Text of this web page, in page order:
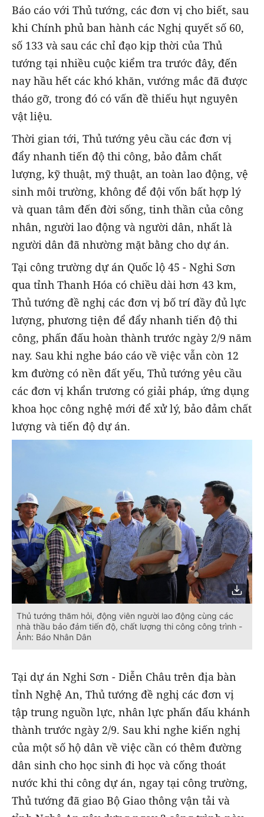
Báo cáo với Thủ tướng, các đơn vị cho biết, sau
khi Chính phủ ban hành các Nghị quyết số 60,
số 133 và sau các chỉ đạo kịp thời của Thủ
tướng tại nhiều cuộc kiểm tra trước đây, đến
nay hầu hết các khó khăn, vướng mắc đã được
tháo gỡ, trong đó có vấn đề thiếu hụt nguyên
vật liệu.
Thời gian tới, Thủ tướng yêu cầu các đơn vị
đẩy nhanh tiến độ thi công, bảo đảm chất
lượng, kỹ thuật, mỹ thuật, an toàn lao động, vệ
sinh môi trường, không để đội vốn bất hợp lý
và quan tâm đến đời sống, tinh thần của công
nhân, người lao động và người dân, nhất là
người dân đã nhường mặt bằng cho dự án.
Tại công trường dự án Quốc lộ 45 - Nghi Sơn
qua tỉnh Thanh Hóa có chiều dài hơn 43 km,
Thủ tướng đề nghị các đơn vị bố trí đầy đủ lực
lượng, phương tiện để đẩy nhanh tiến độ thi
công, phấn đấu hoàn thành trước ngày 2/9 năm
nay. Sau khi nghe báo cáo về việc vẫn còn 12
km đường có nền đất yếu, Thủ tướng yêu cầu
các đơn vị khẩn trương có giải pháp, ứng dụng
khoa học công nghệ mới để xử lý, bảo đảm chất
lượng và tiến độ dự án.
Thủ tướng thăm hỏi, động viên người lao động cùng các
nhà thầu bảo đảm tiến độ, chất lượng thi công công trình -
Ảnh: Báo Nhân Dân
Tại dự án Nghi Sơn - Diễn Châu trên địa bàn
tỉnh Nghệ An, Thủ tướng đề nghị các đơn vị
tập trung nguồn lực, nhân lực phấn đấu khánh
thành trước ngày 2/9. Sau khi nghe kiến nghị
của một số hộ dân về việc cần có thêm đường
dân sinh cho học sinh đi học và cống thoát
nước khi thi công dự án, ngay tại công trường,
Thủ tướng đã giao Bộ Giao thông vận tải và